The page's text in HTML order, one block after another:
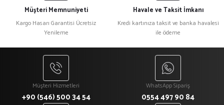
Müşteri Memnuniyeti
Kargo Hasarı Garantisi Ücretsiz
Yenileme
Havale ve Taksit İmkanı
Kredi kartınıza taksit ve banka havalesi
ile ödeme
Müşteri Hizmetleri
+90 (546) 500 34 54
WhatsApp Sipariş
0554 497 90 84